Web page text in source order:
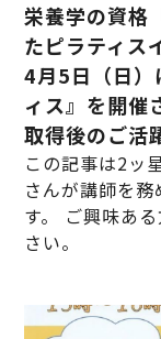
栄養学の資格
たピラティス
4月5日（日）
ィス』を開催
取得後のご活
この記事は2ッ
さんが講師を
す。 ご興味あ
さい。